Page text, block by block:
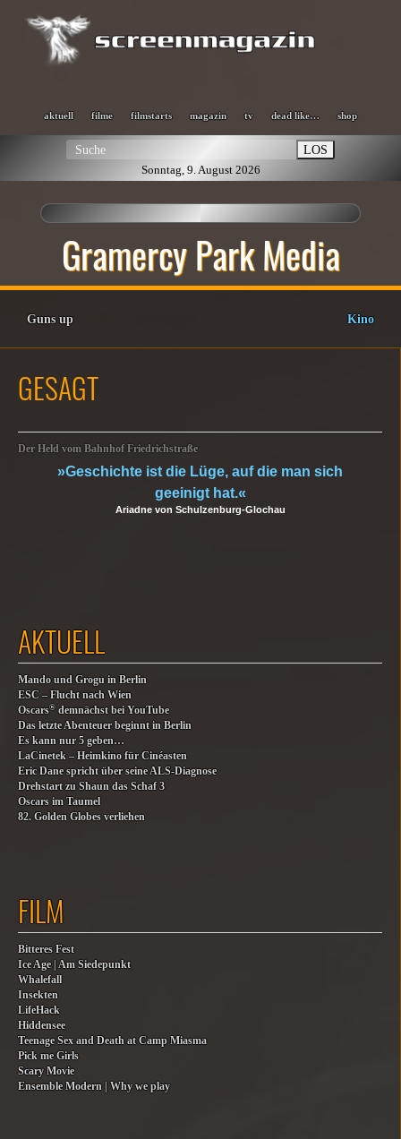
aktuell filme filmstarts magazin tv dead like… shop
LOS
Sonntag, 9. August 2026
Gramercy Park Media
Guns up Kino
GESAGT
Der Held vom Bahnhof Friedrichstraße
»Geschichte ist die Lüge, auf die man sich
geeinigt hat.«
Ariadne von Schulzenburg-Glochau
AKTUELL
Mando und Grogu in Berlin
ESC – Flucht nach Wien
Oscars® demnächst bei YouTube
Das letzte Abenteuer beginnt in Berlin
Es kann nur 5 geben…
LaCinetek – Heimkino für Cinéasten
Eric Dane spricht über seine ALS-Diagnose
Drehstart zu Shaun das Schaf 3
Oscars im Taumel
82. Golden Globes verliehen
FILM
Bitteres Fest
Ice Age | Am Siedepunkt
Whalefall
Insekten
LifeHack
Hiddensee
Teenage Sex and Death at Camp Miasma
Pick me Girls
Scary Movie
Ensemble Modern | Why we play